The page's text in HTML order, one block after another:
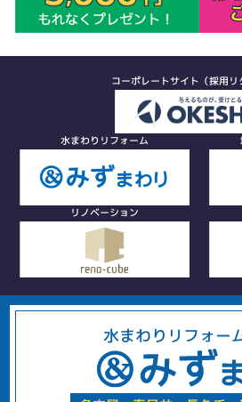
コーポレートサイト（採用リ
水まわりリフォーム
リノベーション
水まわりリフォー